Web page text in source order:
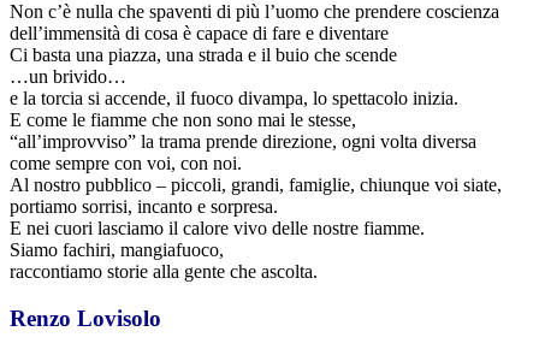
Non c’è nulla che spaventi di più l’uomo che prendere coscienza
dell’immensità di cosa è capace di fare e diventare
Ci basta una piazza, una strada e il buio che scende
…un brivido…
e la torcia si accende, il fuoco divampa, lo spettacolo inizia.
E come le fiamme che non sono mai le stesse,
“all’improvviso” la trama prende direzione, ogni volta diversa
come sempre con voi, con noi.
Al nostro pubblico – piccoli, grandi, famiglie, chiunque voi siate,
portiamo sorrisi, incanto e sorpresa.
E nei cuori lasciamo il calore vivo delle nostre fiamme.
Siamo fachiri, mangiafuoco,
raccontiamo storie alla gente che ascolta.
Renzo Lovisolo